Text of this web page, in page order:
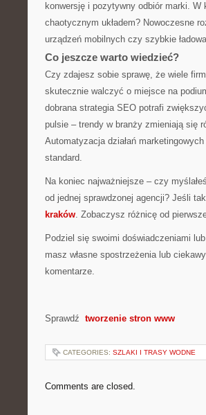
konwersję i pozytywny odbiór marki. W
chaotycznym układem? Nowoczesne
urządzeń mobilnych czy szybkie
Co jeszcze warto wiedzieć?
Czy zdajesz sobie sprawę, że wiele
skutecznie walczyć o miejsce na
dobrana strategia SEO potrafi
pulsie – trendy w branży zmieniają się
Automatyzacja działań
standard.
Na koniec najważniejsze – czy
od jednej sprawdzonej agencji? Jeśli
kraków. Zobaczysz różnicę od
Podziel się swoimi doświadczeniami
masz własne spostrzeżenia lub
komentarze.
Sprawdź tworzenie stron www
CATEGORIES: SZLAKI I TRASY WODNE
Comments are closed.